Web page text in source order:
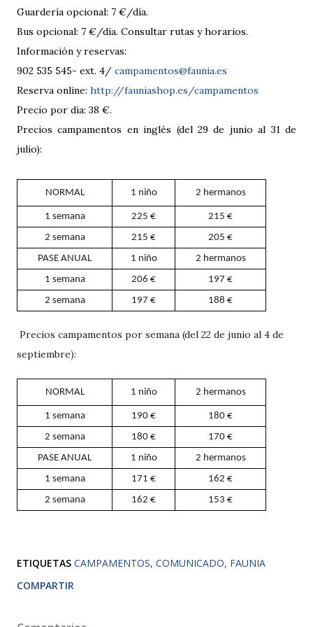
Guardería opcional: 7 €/día.
Bus opcional: 7 €/día. Consultar rutas y horarios.
Información y reservas:
902 535 545- ext. 4/ campamentos@faunia.es
Reserva online: http://fauniashop.es/campamentos
Precio por día: 38 €.
Precios campamentos en inglés (del 29 de junio al 31 de
julio):
NORMAL 1 niño 2 hermanos
1 semana 225 €
215 €
2 semana
215 €
205 €
PASE ANUAL
1 niño
2 hermanos
1 semana
206 €
197 €
2 semana
197 € 188 €
Precios campamentos por semana (del 22 de junio al 4 de
septiembre):
NORMAL 1 niño 2 hermanos
1 semana 190 €
180 €
2 semana
180 €
170 €
PASE ANUAL
1 niño
2 hermanos
1 semana
171 €
162 €
2 semana
162 € 153 €
ETIQUETAS CAMPAMENTOS COMUNICADO FAUNIA
COMPARTIR